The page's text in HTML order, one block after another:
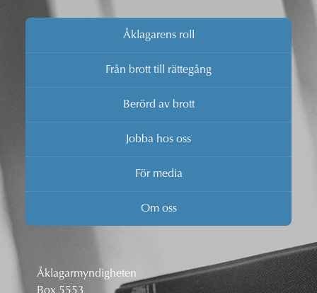
Åklagarens roll
Från brott till rättegång
Berörd av brott
Jobba hos oss
För media
Om oss
Åklagarmyndigheten